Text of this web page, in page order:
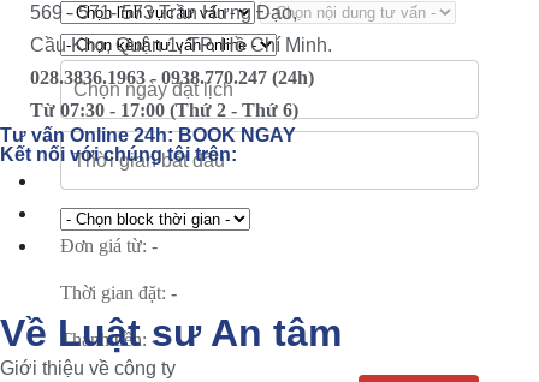
Đơn giá từ: -
Thời gian đặt: -
Thành tiền: -
569 - 571- 573 Trần Hưng Đạo,
Cầu Kho, Quận 1, TP. Hồ Chí Minh.
028.3836.1963 - 0938.770.247 (24h)
Từ 07:30 - 17:00 (Thứ 2 - Thứ 6)
Tư vấn Online 24h:BOOK NGAY
Kết nối với chúng tôi trên:
Về Luật sư An tâm
Giới thiệu về công ty